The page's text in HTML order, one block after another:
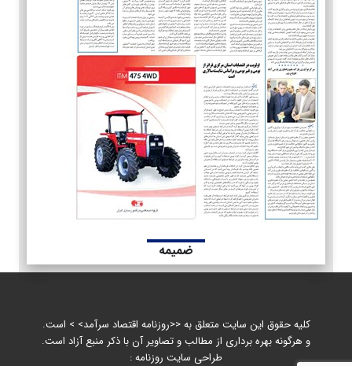
ضمیمه
کلیه حقوق این سایت متعلق به <<روزنامه اقتصاد سرآمد> > است.
و هرگونه بهره برداری از مطالب و تصاویر آن با ذکر منبع آزاد است.
طراحی سایت روزنامه :